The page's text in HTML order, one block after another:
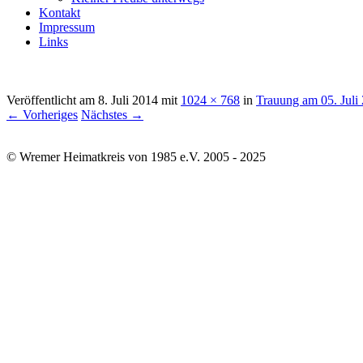
Kontakt
Impressum
Links
Veröffentlicht am 8. Juli 2014 mit 1024 × 768 in Trauung am 05. Juli
← Vorheriges Nächstes →
© Wremer Heimatkreis von 1985 e.V. 2005 - 2025